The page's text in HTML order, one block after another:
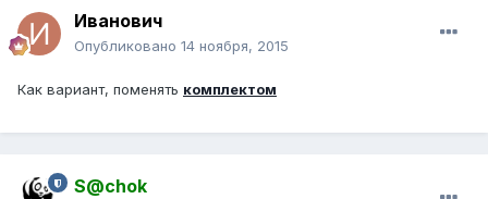
Иванович
Опубликовано 14 ноября, 2015
Как вариант, поменять комплектом
S@chok